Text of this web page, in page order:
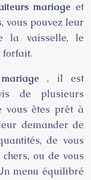
mariage et
vous pouvez leur
la vaisselle, le
forfait.
, il est
de plusieurs
vous êtes prêt à
demander de
de vous
ou de vous
menu équilibré